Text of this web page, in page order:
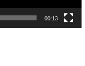
00:13